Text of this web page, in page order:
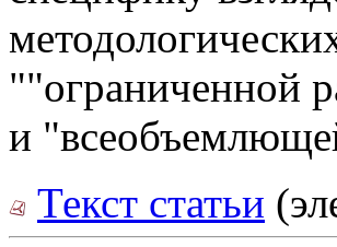
""ограниченной
и
Текст статьи